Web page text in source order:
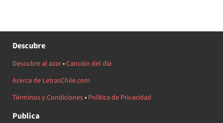
Descubre
Descubre al azar•Canción del día
Acerca de LetrasChile.com
Términos y Condiciones• Política de Privacidad
Publica